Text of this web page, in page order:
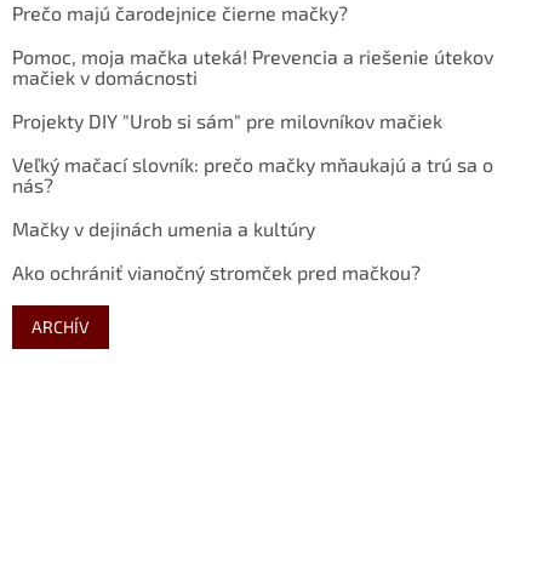
Prečo majú čarodejnice čierne mačky?
Pomoc, moja mačka uteká! Prevencia a riešenie útekov
mačiek v domácnosti
Projekty DIY "Urob si sám" pre milovníkov mačiek
Veľký mačací slovník: prečo mačky mňaukajú a trú sa o
nás?
Mačky v dejinách umenia a kultúry
Ako ochrániť vianočný stromček pred mačkou?
ARCHÍV